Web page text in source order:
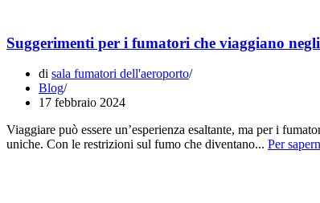
Suggerimenti per i fumatori che viaggiano
di sala fumatori dell'aeroporto
Blog
17 febbraio 2024
Viaggiare può essere un’esperienza esaltante, ma per i
uniche. Con le restrizioni sul fumo che diventano... Per